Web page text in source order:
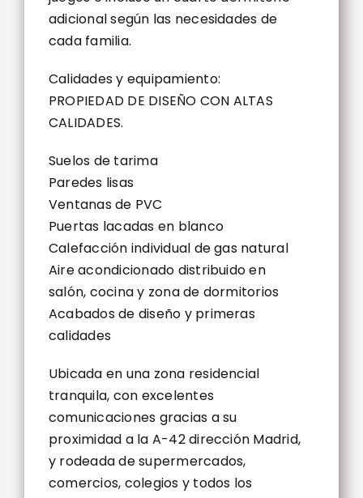
adicional según las necesidades de
cada familia.
Calidades y equipamiento:
PROPIEDAD DE DISEÑO CON ALTAS
CALIDADES.
Suelos de tarima
Paredes lisas
Ventanas de PVC
Puertas lacadas en blanco
Calefacción individual de gas natural
Aire acondicionado distribuido en
salón, cocina y zona de dormitorios
Acabados de diseño y primeras
calidades
Ubicada en una zona residencial
tranquila, con excelentes
comunicaciones gracias a su
proximidad a la A-42 dirección Madrid,
y rodeada de supermercados,
comercios, colegios y todos los